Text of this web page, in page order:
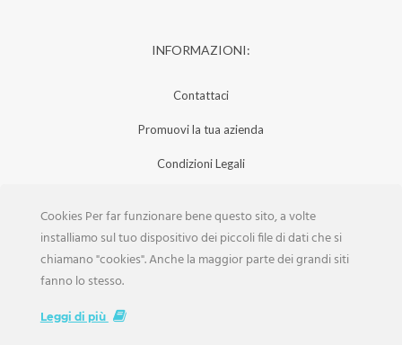
INFORMAZIONI:
Contattaci
Promuovi la tua azienda
Condizioni Legali
Iscrizione Aziende
Scarica la Rivista
Cookies Per far funzionare bene questo sito, a volte
installiamo sul tuo dispositivo dei piccoli file di dati che si
chiamano "cookies". Anche la maggior parte dei grandi siti
fanno lo stesso.
Leggi di più